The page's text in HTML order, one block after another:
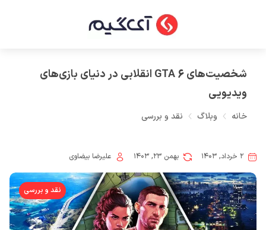
شخصیت‌های GTA 6 انقلابی در دنیای بازی‌های
ویدیویی
خانه وبلاگ نقد و بررسی
۲ خرداد, ۱۴۰۳ بهمن ۲۳, ۱۴۰۳ علیرضا بیضاوی
نقد و بررسی